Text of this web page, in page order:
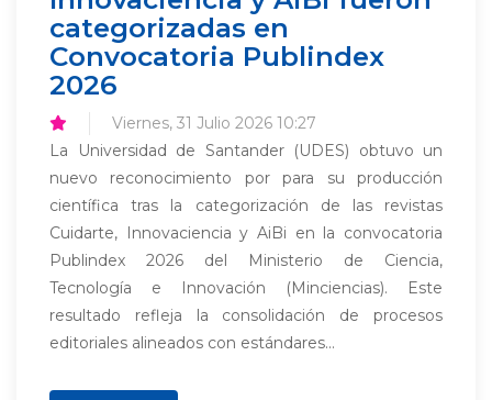
categorizadas en
Convocatoria Publindex
2026
Viernes, 31 Julio 2026 10:27
La Universidad de Santander (UDES) obtuvo un
nuevo reconocimiento por para su producción
científica tras la categorización de las revistas
Cuidarte, Innovaciencia y AiBi en la convocatoria
Publindex 2026 del Ministerio de Ciencia,
Tecnología e Innovación (Minciencias). Este
resultado refleja la consolidación de procesos
editoriales alineados con estándares...